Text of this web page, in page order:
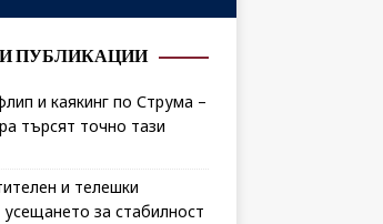
ПУБЛИКАЦИИ
и каякинг по Струма –
търсят точно тази
и телешки
за стабилност